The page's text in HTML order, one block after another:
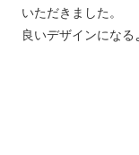
いただきました。
良いデザインになる